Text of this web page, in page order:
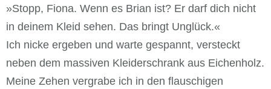
»Stopp, Fiona. Wenn es Brian ist? Er darf dich nicht
in deinem Kleid sehen. Das bringt Unglück.«
Ich nicke ergeben und warte gespannt, versteckt
neben dem massiven Kleiderschrank aus Eichenholz.
Meine Zehen vergrabe ich in den flauschigen